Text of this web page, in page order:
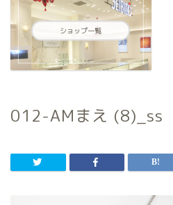
ショップ一覧
012-AMまえ (8)_ss